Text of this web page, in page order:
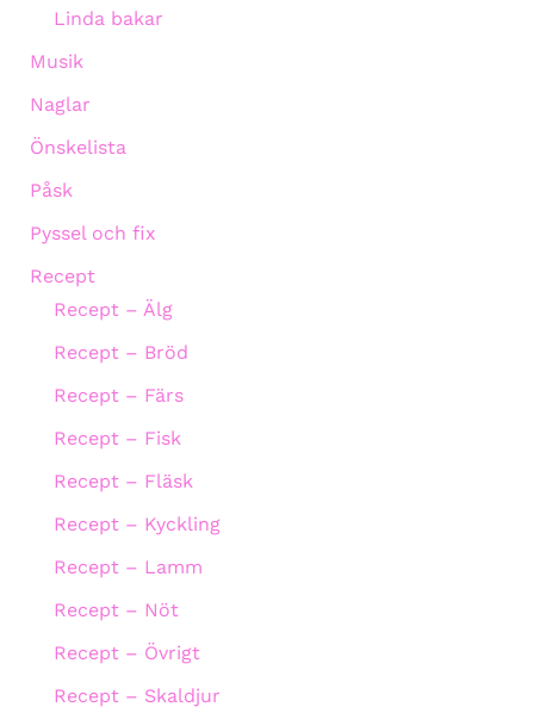
Linda bakar
Musik
Naglar
Önskelista
Påsk
Pyssel och fix
Recept
Recept – Älg
Recept – Bröd
Recept – Färs
Recept – Fisk
Recept – Fläsk
Recept – Kyckling
Recept – Lamm
Recept – Nöt
Recept – Övrigt
Recept – Skaldjur